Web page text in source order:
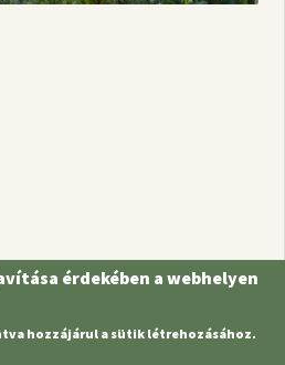
érdekében a webhelyen
hozzájárul a sütik létrehozásához.